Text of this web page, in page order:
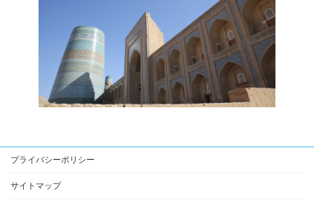
プライバシーポリシー
サイトマップ